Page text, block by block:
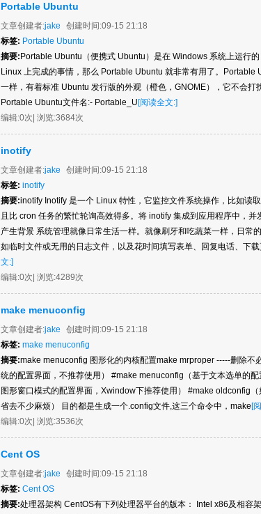
Portable Ubuntu
文章创建者:jake 创建时间:09-15 21:18
标签: Portable Ubuntu
摘要: Portable Ubuntu（便携式 Ubuntu）是在 Windows 系统上运行
Linux 上完成的事情，那么 Portable Ubuntu 就非常有用了。
一样，有着标准 Ubuntu 发行版的外观（橙色，GNOME），它不会
Portable Ubuntu文件名:- Portable_U [阅读全文:]
编辑:0次 | 浏览:3684次
inotify
文章创建者:jake 创建时间:09-15 21:18
标签: inotify
摘要:inotify Inotify 是一个 Linux 特性，它监控文件系统操作，比如读
且比 cron 任务的繁忙轮询高效得多。将 inotify 集成到应用程序中，
产生背景 系统管理就像日常生活一样。就像刷牙和吃蔬菜一样，日常
如临时文件或无用的日志文件，以及花时间填写表单、回复电话、下
文:]
编辑:0次 | 浏览:4289次
make menuconfig
文章创建者:jake 创建时间:09-15 21:18
标签: make menuconfig
摘要:make menuconfig 图形化的内核配置make mrproper -----删除不
统的配置界面，不推荐使用） #make menuconfig（基于文本选单的
图形窗口模式的配置界面，Xwindow下推荐使用） #make oldconfig
省去不少麻烦） 目的都是生成一个.config文件,这三个命令中，make [
编辑:0次 | 浏览:3536次
Cent OS
文章创建者:jake 创建时间:09-15 21:18
标签: Cent OS
摘要:处理器架构 CentOS有下列处理器平台的版本： Intel x86及相容